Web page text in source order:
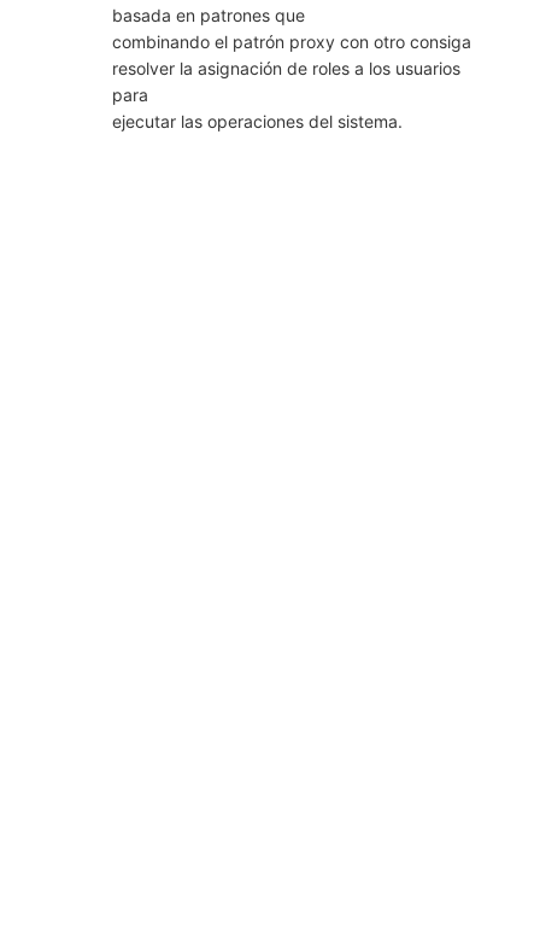
basada en patrones que
combinando el patrón proxy con otro consiga
resolver la asignación de roles a los usuarios
para
ejecutar las operaciones del sistema.